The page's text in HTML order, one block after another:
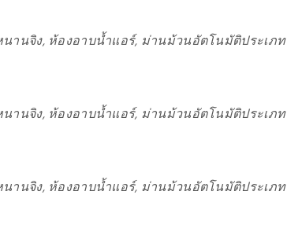
านจิง, ห้องอาบน้ำแอร์, ม่านม้วนอัตโนมัติประเภท
านจิง, ห้องอาบน้ำแอร์, ม่านม้วนอัตโนมัติประเภท
านจิง, ห้องอาบน้ำแอร์, ม่านม้วนอัตโนมัติประเภท